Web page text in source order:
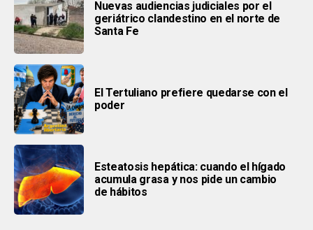
Nuevas audiencias judiciales por el
geriátrico clandestino en el norte de
Santa Fe
El Tertuliano prefiere quedarse con el
poder
Esteatosis hepática: cuando el hígado
acumula grasa y nos pide un cambio
de hábitos